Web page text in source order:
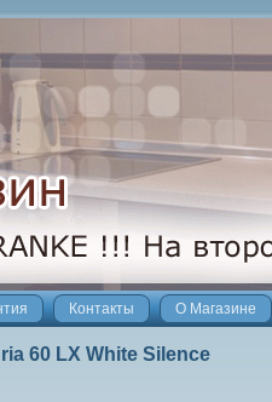
Контакты О Магазине
60 LX White Silence